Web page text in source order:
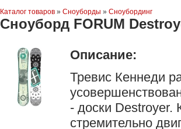
Каталог товаров » Сноуборды » Сноубординг
Сноуборд FORUM
Описание:
Тревис Кеннеди
- доски Destroyer.
стремительно